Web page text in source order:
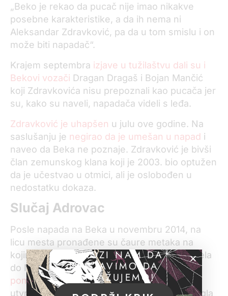
„Beko je rekao da pucač nije imao nikakve
posebne karakteristike, a da ih nema ni
Aleksandar Zdravković, pa da u tom smislu i on
može biti napadač“.
Krajem septembra izjave u tužilaštvu dali su i
Bekovi vozači Dragan Dragaš i Bojan Mančić
koji Zdravkovića nisu prepoznali kao pucača jer
su, kako su naveli, napadača videli s leđa.
Zdravković je uhapšen u julu ove godine. Na
saslušanju je negirao da je umešan u napad i
naveo da Beka ne poznaje. Zdravković je bivši
član zemunskog klana koji je 2003. bio optužen
da je učestvao u otmici, ali je oslobođen u
nedostatku dokaza.
Slučaj Adrovac
Posle napada na Beka u novembru 2014, na
licu mesta pronađene su čaure metaka na
kojima su bili tragovi DNK čija je analiza dovela
do Maje Adrovac. Ona jeoptužena za
pomaganje u pokušaju ubistva, ali je sud
utvrdio da nema dokaza da je svesno pomogla
POMOZI NAM DA
NASTAVIMO DA
ISTRAŽUJEMO!